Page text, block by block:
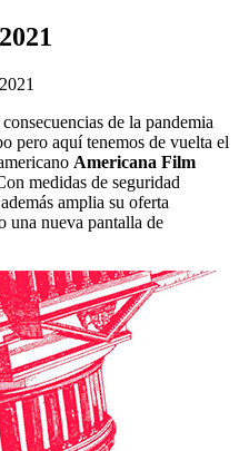
de la pandemia
pero aquí tenemos de vuelta el
Americana Film
medidas de seguridad
amplia su oferta
una nueva pantalla de